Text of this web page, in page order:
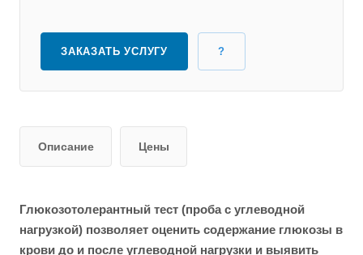
ЗАКАЗАТЬ УСЛУГУ ?
Описание Цены
Глюкозотолерантный тест (проба с углеводной
нагрузкой) позволяет оценить содержание глюкозы в
крови до и после углеводной нагрузки и выявить